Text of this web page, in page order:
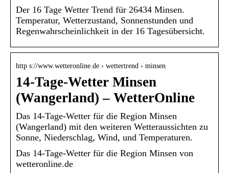
Der 16 Tage Wetter Trend für 26434 Minsen.
Temperatur, Wetterzustand, Sonnenstunden und
Regenwahrscheinlichkeit in der 16 Tagesübersicht.
http s://www.wetteronline.de › wettertrend › minsen
14-Tage-Wetter Minsen
(Wangerland) – WetterOnline
Das 14-Tage-Wetter für die Region Minsen
(Wangerland) mit den weiteren Wetteraussichten zu
Sonne, Niederschlag, Wind, und Temperaturen.
Das 14-Tage-Wetter für die Region Minsen von
wetteronline.de